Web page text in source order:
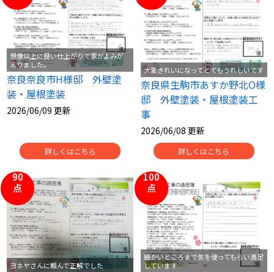
想像以上に良い仕上がりで家がよみが
えりました。
奈良奈良市H様邸 外壁塗
装・屋根塗装
2026/06/09 更新
詳しくはこちら
大変きれいになってとてもうれしいです
奈良県生駒市あすか野北O様
邸 外壁塗装・屋根塗装工
事
2026/06/08 更新
詳しくはこちら
90
点
ヨネヤさんに頼んで正解でした
100
点
細かいところまで気を使ってもらい満足
しています